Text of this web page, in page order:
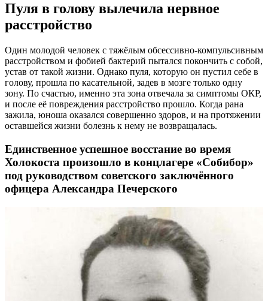
Пуля в голову вылечила нервное
расстройство
Один молодой человек с тяжёлым обсессивно-компульсивным
расстройством и фобией бактерий пытался покончить с собой,
устав от такой жизни. Однако пуля, которую он пустил себе в
голову, прошла по касательной, задев в мозге только одну
зону. По счастью, именно эта зона отвечала за симптомы ОКР,
и после её повреждения расстройство прошло. Когда рана
зажила, юноша оказался совершенно здоров, и на протяжении
оставшейся жизни болезнь к нему не возвращалась.
Единственное успешное восстание во время
Холокоста произошло в концлагере «Собибор»
под руководством советского заключённого
офицера Александра Печерского